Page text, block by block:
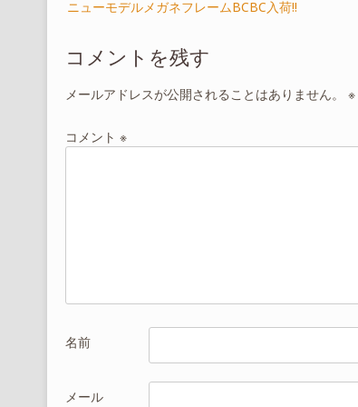
稿
ビ
ゲ
シ
ニューモデルメガネフレームBCBC入荷!!
コメントを残す
メールアドレスが公開されることはありません。 ※
コメント ※
名前
メール